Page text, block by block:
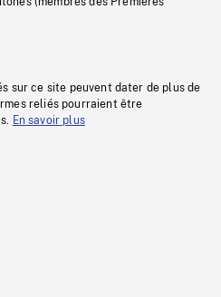
sur ce site peuvent dater de plus de
reliés pourraient être
En savoir plus